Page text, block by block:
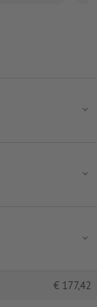
€ 177,42